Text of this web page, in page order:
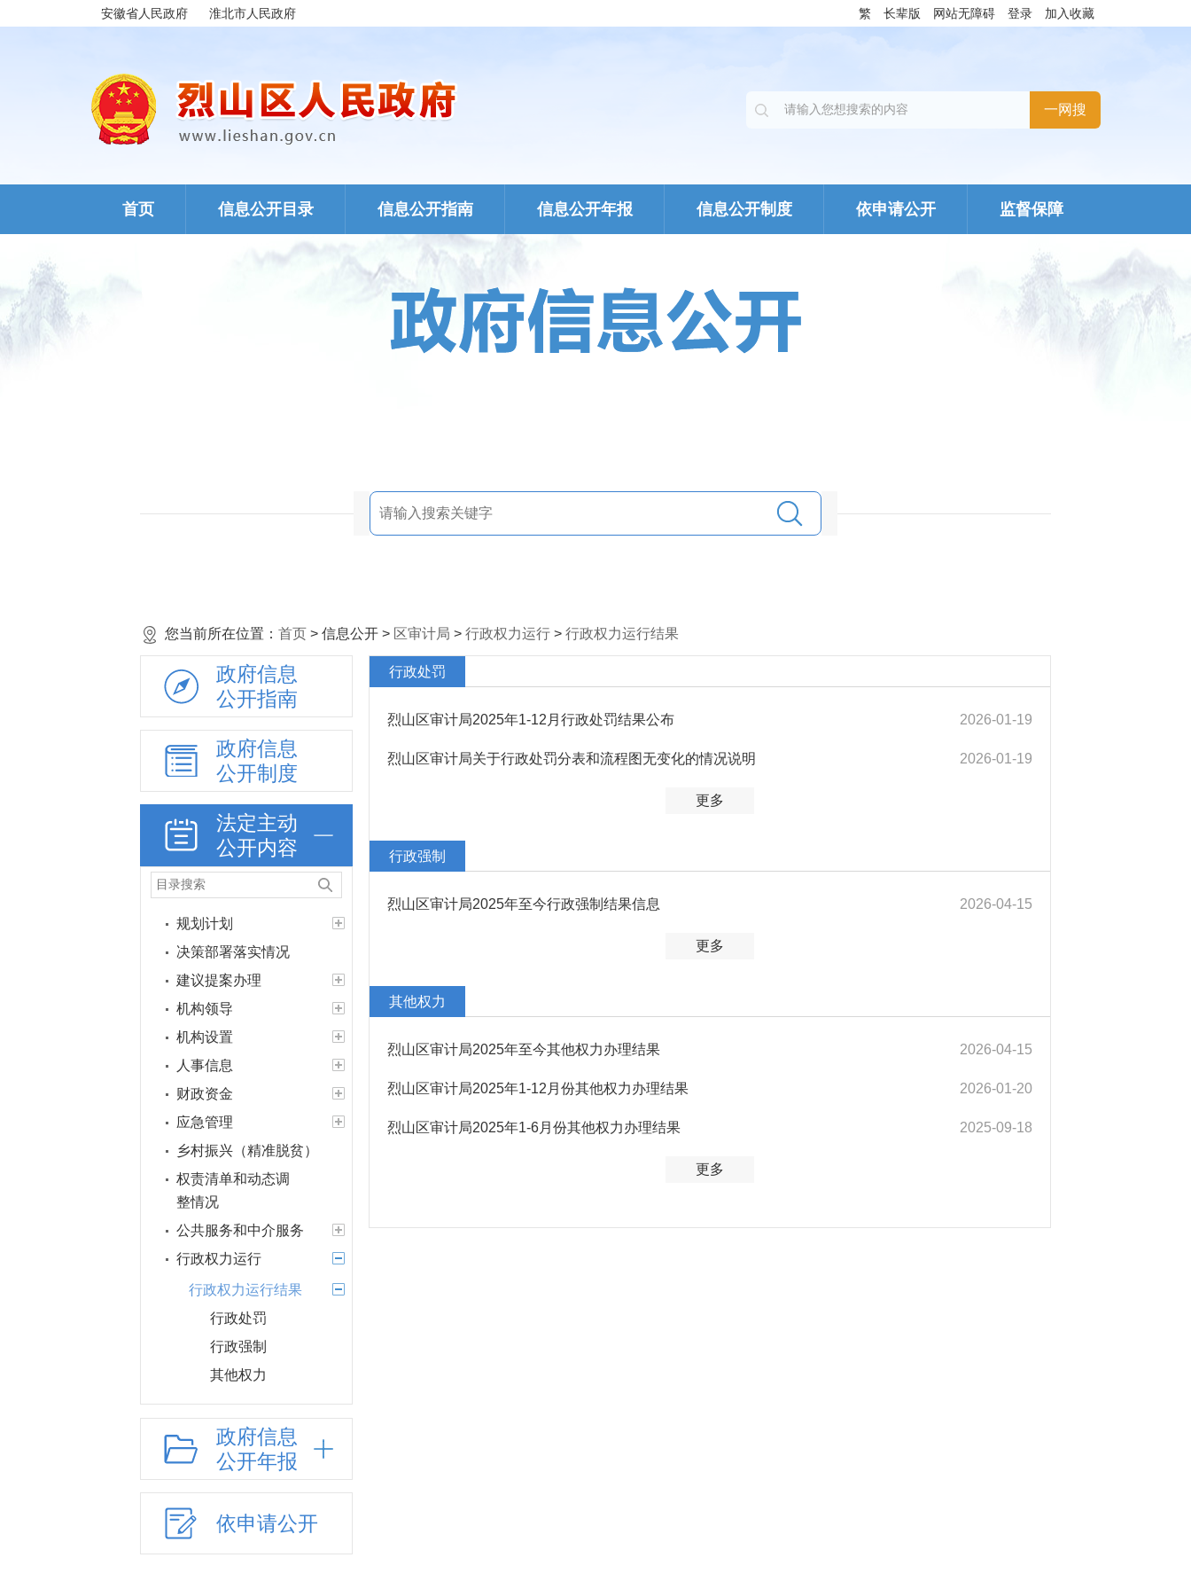
安徽省人民政府 淮北市人民政府 繁 长辈版 网站无障碍 登录 加入收藏
首页 信息公开目录 信息公开指南 信息公开年报 信息公开制度 依申请公开 监督保障
您当前所在位置： 首页 > 信息公开 > 区审计局 > 行政权力运行 > 行政权力运行结果
政府信息
公开指南
政府信息
公开制度
法定主动
公开内容
政策法规
重大决策预公开
规划计划
决策部署落实情况
建议提案办理
机构领导
机构设置
人事信息
财政资金
应急管理
乡村振兴（精准脱贫）
权责清单和动态调
整情况
公共服务和中介服务
行政权力运行
行政权力运行结果
行政处罚
行政强制
其他权力
行政许可和行政处
罚双公示
行政执法公示
网上政务服务
招标采购
政府信息
公开年报
依申请公开
行政处罚
2026-01-19
烈山区审计局2025年1-12月行政处罚结果公布
2026-01-19
烈山区审计局关于行政处罚分表和流程图无变化的情况说明
更多
行政强制
2026-04-15
烈山区审计局2025年至今行政强制结果信息
更多
其他权力
2026-04-15
烈山区审计局2025年至今其他权力办理结果
2026-01-20
烈山区审计局2025年1-12月份其他权力办理结果
2025-09-18
烈山区审计局2025年1-6月份其他权力办理结果
更多